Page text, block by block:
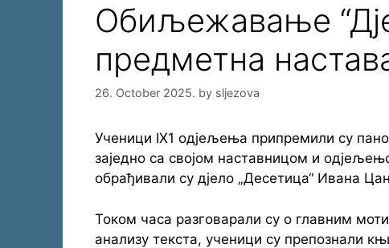
Обиљежавање
предметна
26. October 2025. by sljezova
Ученици IX1 одјељења припремили су
заједно са својом наставницом и
обрађивали су дјело „Десетица“ Ивана
Током часа разговарали су о главним
анализу текста, ученици су препознали